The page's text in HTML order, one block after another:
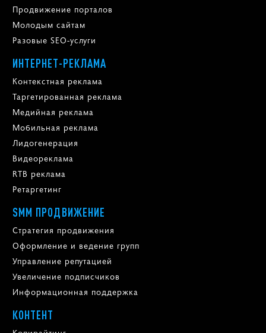
Продвижение порталов
Молодым сайтам
Разовые SEO-услуги
ИНТЕРНЕТ-РЕКЛАМА
Контекстная реклама
Таргетированная реклама
Медийная реклама
Мобильная реклама
Лидогенерация
Видеореклама
RTB реклама
Ретаргетинг
SMM ПРОДВИЖЕНИЕ
Стратегия продвижения
Оформление и ведение групп
Управление репутацией
Увеличение подписчиков
Информационная поддержка
КОНТЕНТ